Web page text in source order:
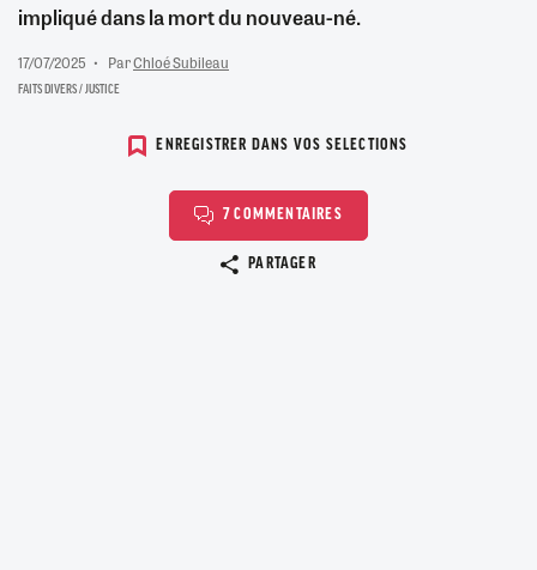
impliqué dans la mort du nouveau-né.
17/07/2025 ParChloé Subileau
FAITS DIVERS / JUSTICE
ENREGISTRER DANS VOS SELECTIONS
7 COMMENTAIRES
PARTAGER